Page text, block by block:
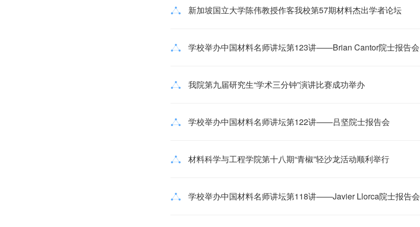
新加坡国立大学陈伟教授作客我校第57期材料杰出学者论坛
学校举办中国材料名师讲坛第123讲——Brian Cantor院士报告会
我院第九届研究生“学术三分钟”演讲比赛成功举办
学校举办中国材料名师讲坛第122讲——吕坚院士报告会
材料科学与工程学院第十八期“青椒”轻沙龙活动顺利举行
学校举办中国材料名师讲坛第118讲——Javier Llorca院士报告会